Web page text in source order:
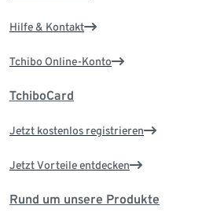
Hilfe & Kontakt
Tchibo Online-Konto
TchiboCard
Jetzt kostenlos registrieren
Jetzt Vorteile entdecken
Rund um unsere Produkte